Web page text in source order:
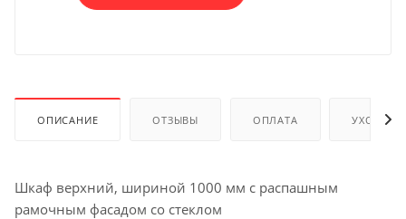
ОПИСАНИЕ ОТЗЫВЫ ОПЛАТА УХОД И
Шкаф верхний, шириной 1000 мм с распашным
рамочным фасадом со стеклом